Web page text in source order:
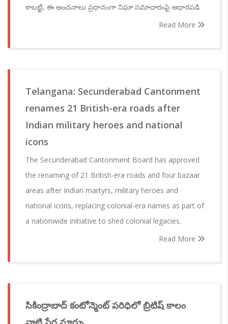
కాబట్టి, ఈ అంచనాలు ప్రధానంగా నిఘా సమాచారంపై ఆధారపడి
Read More
Telangana: Secunderabad Cantonment
renames 21 British-era roads after
Indian military heroes and national
icons
The Secunderabad Cantonment Board has approved
the renaming of 21 British-era roads and four bazaar
areas after Indian martyrs, military heroes and
national icons, replacing colonial-era names as part of
a nationwide initiative to shed colonial legacies.
Read More
సికింద్రాబాద్ కంటోన్మెంట్ పరిధిలో బ్రిటిష్ కాలం